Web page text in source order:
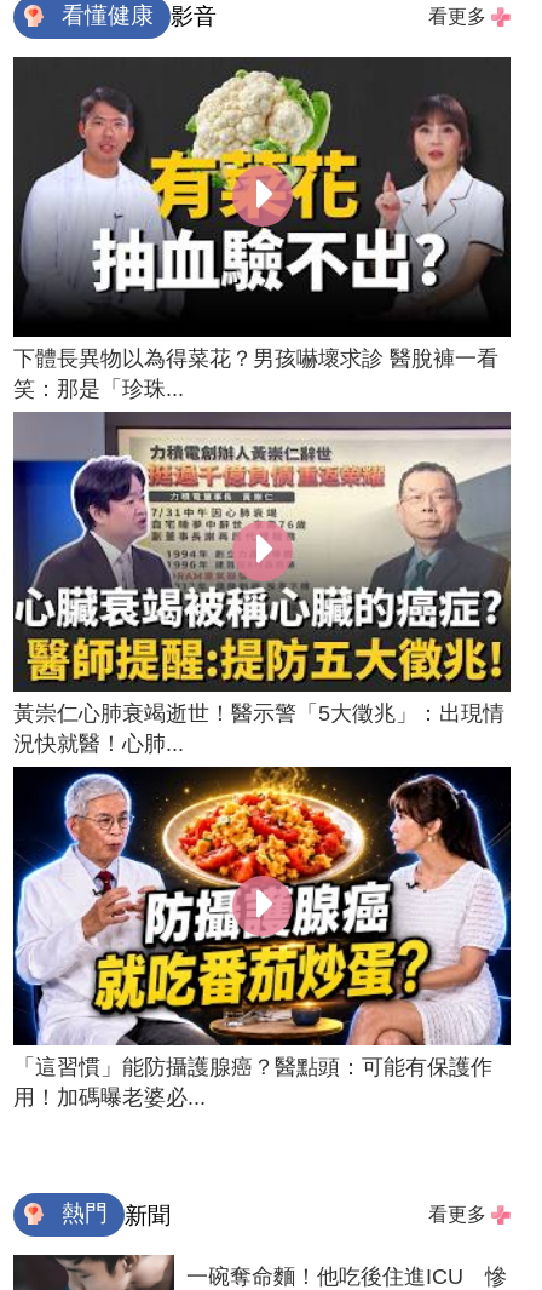
看懂健康 影音 看更多
下體長異物以為得菜花？男孩嚇壞求診 醫脫褲一看
笑：那是「珍珠...
黃崇仁心肺衰竭逝世！醫示警「5大徵兆」：出現情
況快就醫！心肺...
「這習慣」能防攝護腺癌？醫點頭：可能有保護作
用！加碼曝老婆必...
熱門 新聞 看更多
一碗奪命麵！他吃後住進ICU 慘